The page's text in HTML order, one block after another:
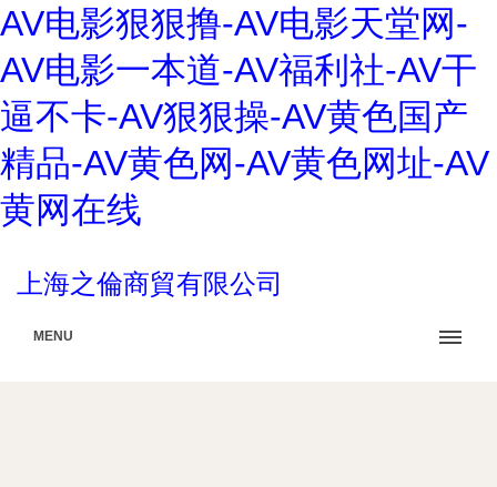
AV电影狠狠撸-AV电影天堂网-
AV电影一本道-AV福利社-AV干
逼不卡-AV狠狠操-AV黄色国产
精品-AV黄色网-AV黄色网址-AV
黄网在线
上海之倫商貿有限公司
MENU